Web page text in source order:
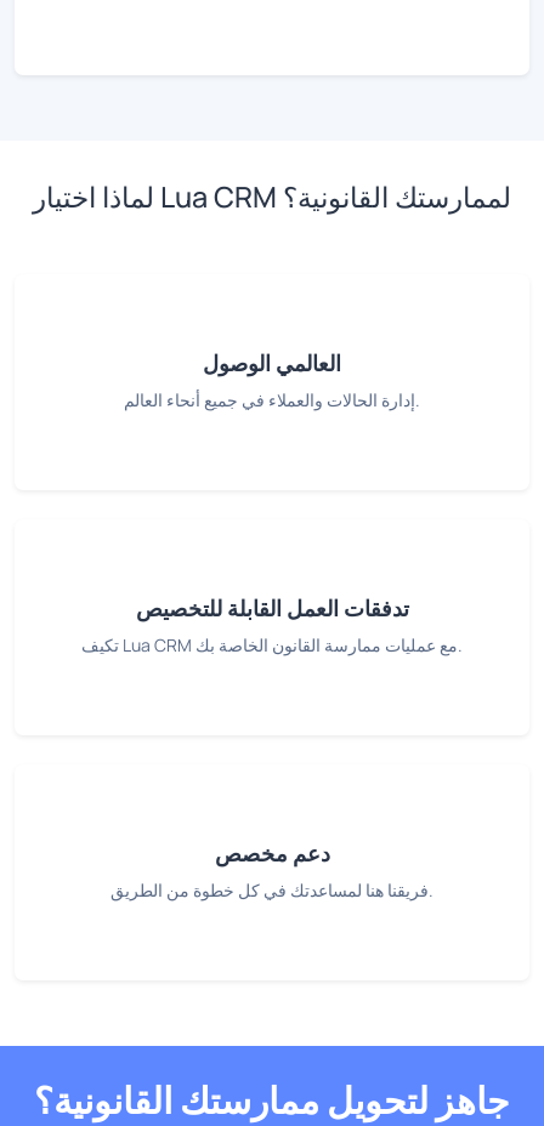
لماذا اختيار Lua CRM لممارستك القانونية؟
العالمي الوصول
إدارة الحالات والعملاء في جميع أنحاء العالم.
تدفقات العمل القابلة للتخصيص
تكيف Lua CRM مع عمليات ممارسة القانون الخاصة بك.
دعم مخصص
فريقنا هنا لمساعدتك في كل خطوة من الطريق.
جاهز لتحويل ممارستك القانونية؟